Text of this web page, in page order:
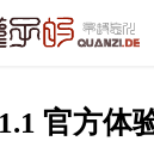
官方体